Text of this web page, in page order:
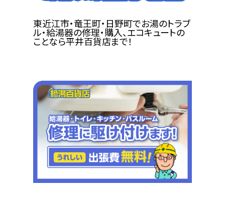
東近江市・竜王町・日野町でお湯のトラブ
ル・給湯器の修理・購入、エコキュートの
ことなら平井百貨店まで！